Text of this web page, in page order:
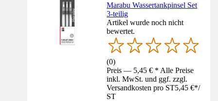
Marabu Wassertankpinsel Set
3-teilig
Artikel wurde noch nicht
bewertet.
(0)
Preis — 5,45 € * Alle Preise
inkl. MwSt. und ggf. zzgl.
Versandkosten pro ST5,45 €*/
ST